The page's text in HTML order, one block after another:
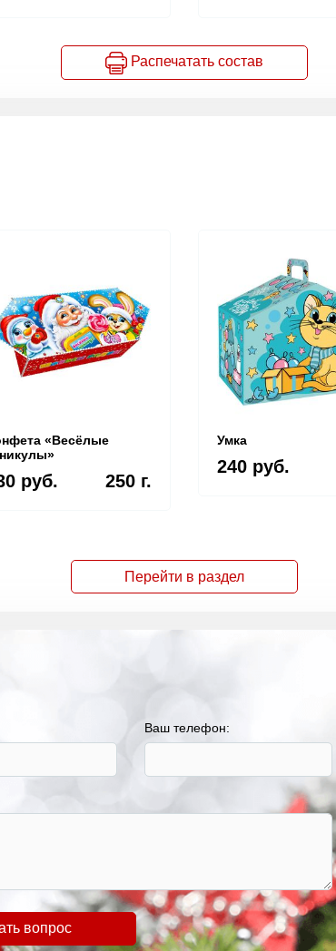
Распечатать состав
«Весёлые
руб. 250 г.
Умка
240 руб.
Перейти в раздел
Ваш телефон:
вопрос